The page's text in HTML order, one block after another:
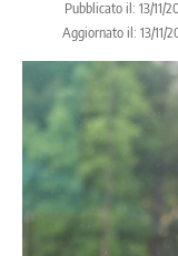
Pubblicato il: 13/11/
Aggiornato il: 13/11/